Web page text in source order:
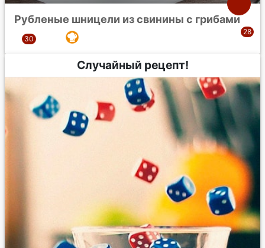
Рубленые шницели из свинины с грибами
Случайный рецепт!